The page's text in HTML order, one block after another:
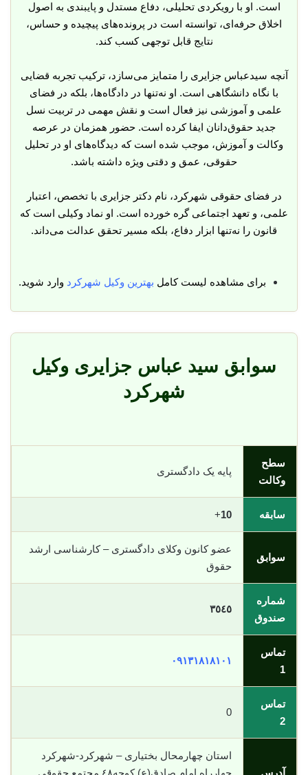
است. او با رویکردی تحلیلی، دفاع مستدل و پایبندی به اصول
اخلاق حرفه‌ای، توانسته است در پرونده‌های پیچیده و حساس،
نتایج قابل توجهی کسب کند.
آنچه سیدعباس جزایری را متمایز می‌سازد، ترکیب تجربه قضایی
با نگاه دانشگاهی است. او نه‌تنها در دادگاه‌ها، بلکه در فضای
علمی و آموزشی نیز فعال است و نقش مهمی در تربیت نسل
جدید حقوق‌دانان ایفا کرده است. حضور همزمان در عرصه
وکالت و آموزش، موجب شده است که دیدگاه‌های او در تحلیل
حقوقی، عمق و دقتی ویژه داشته باشد.
در فضای حقوقی شهرکرد، نام دکتر جزایری با تخصص، اعتبار
علمی، و تعهد اجتماعی گره خورده است. او نماد وکیلی است که
قانون را نه‌تنها ابزار دفاع، بلکه مسیر تحقق عدالت می‌داند.
برای مشاهده لیست کامل بهترین وکیل شهرکرد وارد شوید.
سوابق سید عباس جزایری وکیل
شهرکرد
سطح
وکالت
پایه یک دادگستری
سابقه 10
+
سوابق
عضو کانون وکلای دادگستری – کارشناسی ارشد
حقوق
شماره
صندوق
٣٥٤٥
تماس
1
٠٩١٣١٨١٨١٠١
تماس
2
0
آدرس
استان چهارمحال بختیاری – شهرکرد-شهرکرد
چهارراه امام صادق(ع) کوچه٤٨ مجتمع حقوقی